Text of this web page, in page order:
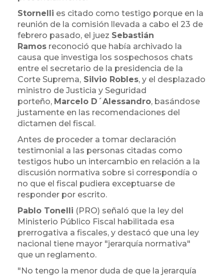
Stornelli es citado como testigo porque en la
reunión de la comisión llevada a cabo el 23 de
febrero pasado, el juez Sebastián
Ramos reconoció que había archivado la
causa que investiga los sospechosos chats
entre el secretario de la presidencia de la
Corte Suprema, Silvio Robles, y el desplazado
ministro de Justicia y Seguridad
porteño, Marcelo D´Alessandro, basándose
justamente en las recomendaciones del
dictamen del fiscal.
Antes de proceder a tomar declaración
testimonial a las personas citadas como
testigos hubo un intercambio en relación a la
discusión normativa sobre si correspondía o
no que el fiscal pudiera exceptuarse de
responder por escrito.
Pablo Tonelli (PRO) señaló que la ley del
Ministerio Público Fiscal habilitada esa
prerrogativa a fiscales, y destacó que una ley
nacional tiene mayor "jerarquía normativa"
que un reglamento.
"No tengo la menor duda de que la jerarquía